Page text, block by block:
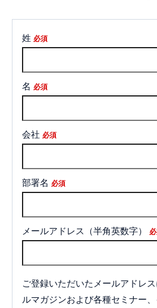
姓
名
会社
部署名
メールアドレス（半角英数字）
ご登録いただいたメールアドレ
ルマガジンおよび各種セミナー